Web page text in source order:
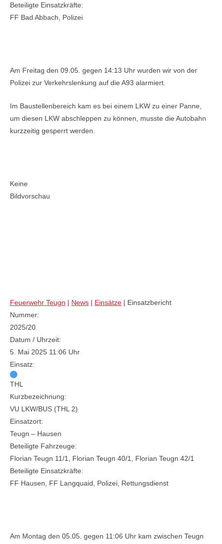
Beteiligte Einsatzkräfte:
FF Bad Abbach, Polizei
Am Freitag den 09.05. gegen 14:13 Uhr wurden wir von der
Polizei zur Verkehrslenkung auf die A93 alarmiert.
Im Baustellenbereich kam es bei einem LKW zu einer Panne,
um diesen LKW abschleppen zu können, musste die Autobahn
kurzzeitig gesperrt werden.
Keine
Bildvorschau
Feuerwehr Teugn | News | Einsätze | Einsatzbericht
Nummer:
2025/20
Datum / Uhrzeit:
5. Mai 2025 11:06 Uhr
Einsatz:
THL
Kurzbezeichnung:
VU LKW/BUS (THL 2)
Einsatzort:
Teugn – Hausen
Beteiligte Fahrzeuge:
Florian Teugn 11/1, Florian Teugn 40/1, Florian Teugn 42/1
Beteiligte Einsatzkräfte:
FF Hausen, FF Langquaid, Polizei, Rettungsdienst
Am Montag den 05.05. gegen 11:06 Uhr kam zwischen Teugn